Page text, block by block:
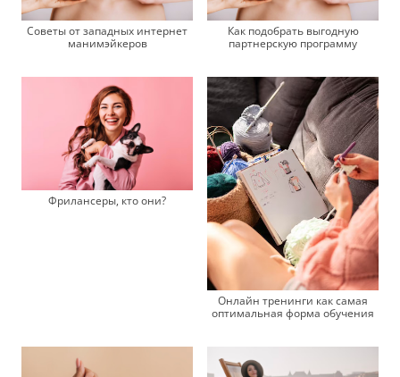
Советы от западных интернет
манимэйкеров
Как подобрать выгодную
партнерскую программу
Фрилансеры, кто они?
Онлайн тренинги как самая
оптимальная форма обучения